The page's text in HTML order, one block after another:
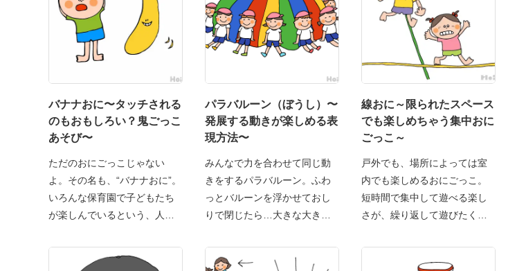
バナナおに〜タッチされる
のもおもしろい？鬼ごっこ
あそび〜
ただのおにごっこじゃない
よ。その名も、“バナナおに”。
いろんな保育園で子どもたち
が楽しんでいるという、人気
パラバルーン（ぼうし）〜
発展する動きが楽しめる表
現方法〜
みんなで力を合わせて同じ動
きをするパラバルーン。ふわ
っとバルーンを浮かせておし
りで閉じたら…大きな大きな
線おに～限られたスペース
でも楽しめちゃう集中おに
ごっこ～
戸外でも、場所によっては室
内でも楽しめるおにごっこ。
短時間で集中して遊べる楽し
さが、繰り返して遊びたくな